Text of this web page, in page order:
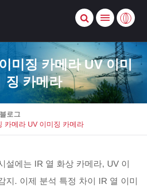
미징 카메라 UV 이미
징 카메라
블로그
카메라 UV 이미징 카메라
설에는 IR 열 화상 카메라, UV 이
지. 이제 분석 특정 차이 IR 열 이미